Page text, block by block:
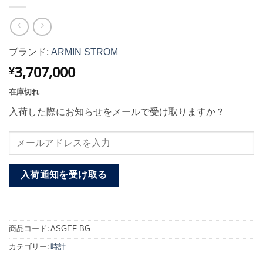
ブランド:ARMIN STROM
¥3,707,000
在庫切れ
入荷した際にお知らせをメールで受け取りますか？
入荷通知を受け取る
商品コード:ASGEF-BG
カテゴリー:時計